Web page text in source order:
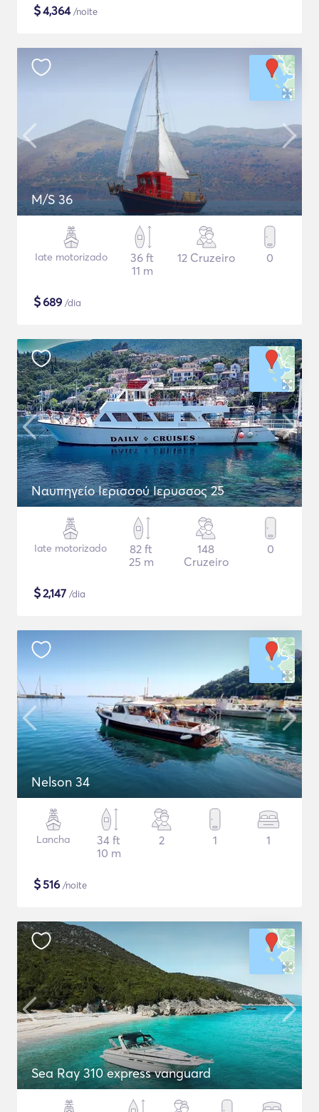
$4,364/noite
M/S 36
Iate motorizado
36 ft
11 m
12 Cruzeiro 0
$689 /dia
Ναυπηγείο Ιερισσού Ιερυσσος 25
Iate motorizado
82 ft
25 m
148
Cruzeiro
0
$2,147 /dia
Nelson 34
Lancha
34 ft
10 m
2 1 1
$516 /noite
Sea Ray 310 express vanguard